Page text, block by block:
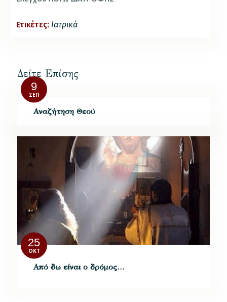
Ετικέτες: Ιατρικά
Δείτε Επίσης
9
ΣΕΠ
Αναζήτηση Θεού
25
ΟΚΤ
Από δω είναι ο δρόμος…